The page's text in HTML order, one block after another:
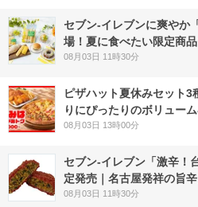
セブン‐イレブンに爽やか
場！夏に食べたい限定商
08月03日 11時30分
ピザハット夏休みセット3
りにぴったりのボリュー
08月03日 13時00分
セブン-イレブン「激辛！
定発売｜名古屋発祥の旨
08月03日 11時30分